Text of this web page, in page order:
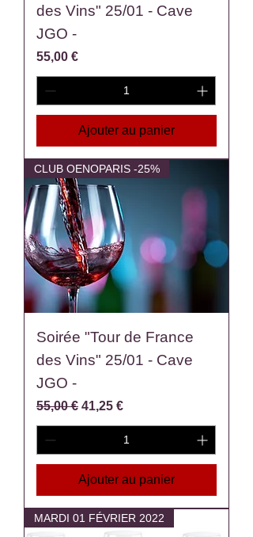
des Vins" 25/01 - Cave
JGO -
Prix
55,00 €
Ajouter au panier
CLUB OENOPARIS -25%
Soirée "Tour de France
des Vins" 25/01 - Cave
JGO -
Prix original
55,00 € Prix promotionnel
41,25 €
Ajouter au panier
MARDI 01 FÉVRIER 2022